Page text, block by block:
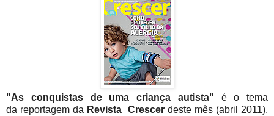
"As conquistas de uma criança autista" é o tema
da reportagem da Revista Crescer deste mês (abril 2011).